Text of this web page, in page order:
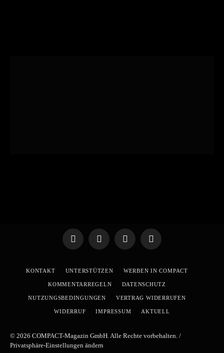
TelegramWhatsApp
X
YouTube
KONTAKT UNTERSTÜTZEN WERBEN IN COMPACT
KOMMENTARREGELN DATENSCHUTZ
NUTZUNGSBEDINGUNGEN VERTRAG WIDERRUFEN
WIDERRUF IMPRESSUM AKTUELL
© 2026 COMPACT-Magazin GmbH. Alle Rechte vorbehalten. /
Privatsphäre-Einstellungen ändern